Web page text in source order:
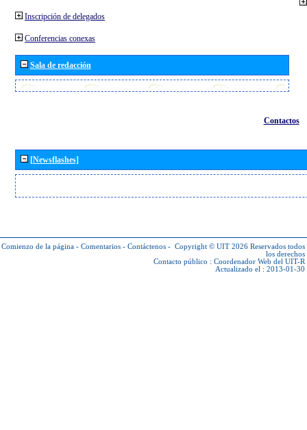
Inscripción de delegados
Conferencias conexas
Sala de redacción
Contactos
[Newsflashes]
Comienzo de la página - Comentarios - Contáctenos - Copyright © UIT 2026 Reservados todos
los derechos
Contacto público : Coordenador Web del UIT-R
Actualizado el : 2013-01-30